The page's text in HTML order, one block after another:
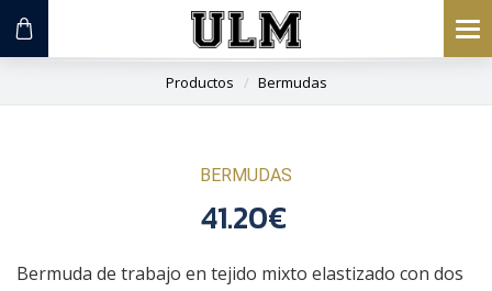
Productos Bermudas
BERMUDAS
41.20€
Bermuda de trabajo en tejido mixto elastizado con dos